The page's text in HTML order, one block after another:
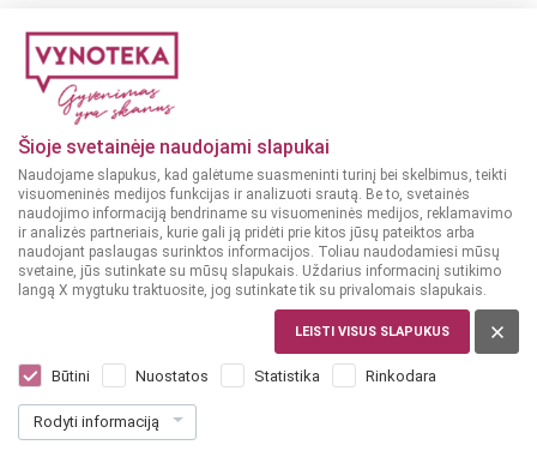
Šioje svetainėje naudojami slapukai
Naudojame slapukus, kad galėtume suasmeninti turinį bei skelbimus, teikti
visuomeninės medijos funkcijas ir analizuoti srautą. Be to, svetainės
naudojimo informaciją bendriname su visuomeninės medijos, reklamavimo
ir analizės partneriais, kurie gali ją pridėti prie kitos jūsų pateiktos arba
naudojant paslaugas surinktos informacijos. Toliau naudodamiesi mūsų
svetaine, jūs sutinkate su mūsų slapukais. Uždarius informacinį sutikimo
langą X mygtuku traktuosite, jog sutinkate tik su privalomais slapukais.
LEISTI VISUS SLAPUKUS
Būtini Nuostatos Statistika Rinkodara
Rodyti informaciją
Cielo 1908 Appassionante Veneto 0,75 l
Dar nėra balsų, galite įvertinti
49